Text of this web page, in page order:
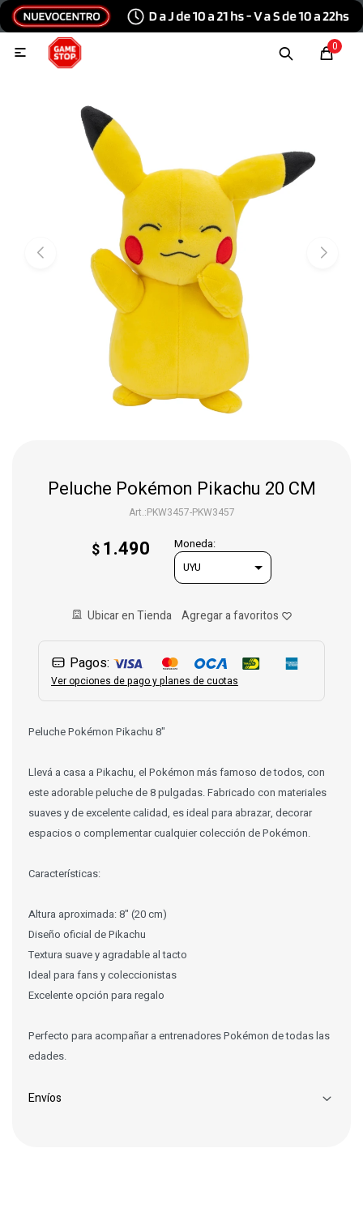
0

Peluche Pokémon Pikachu 20 CM
PKW3457-PKW3457
$ 1.490 Moneda:
Ubicar en Tienda
Pagos:
Ver opciones de pago y planes de cuotas
Peluche Pokémon Pikachu 8"
Llevá a casa a Pikachu, el Pokémon más famoso de todos, con
este adorable peluche de 8 pulgadas. Fabricado con materiales
suaves y de excelente calidad, es ideal para abrazar, decorar
espacios o complementar cualquier colección de Pokémon.
Características:
Altura aproximada: 8" (20 cm)
Diseño oficial de Pikachu
Textura suave y agradable al tacto
Ideal para fans y coleccionistas
Excelente opción para regalo
Perfecto para acompañar a entrenadores Pokémon de todas las
edades.
Envíos
Tecnología e Informática
Conexiones
Consolas y videojuegos
Juguetes
Iluminación
Varios